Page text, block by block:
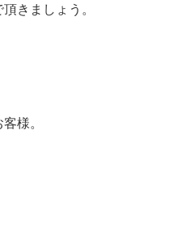
きましょう。
様。